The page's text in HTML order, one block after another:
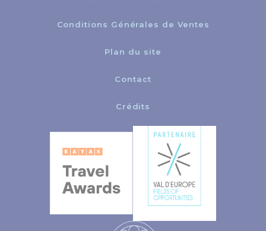
Conditions Générales de Ventes
Plan du site
Contact
Crédits